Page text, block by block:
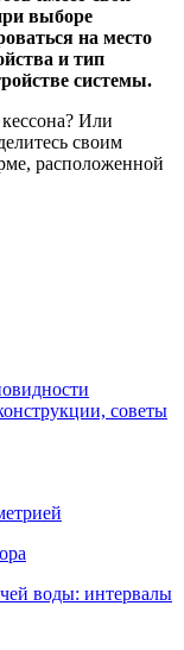
выборе
на место
и тип
системы.
Или
своим
расположенной
советы
воды: интервалы